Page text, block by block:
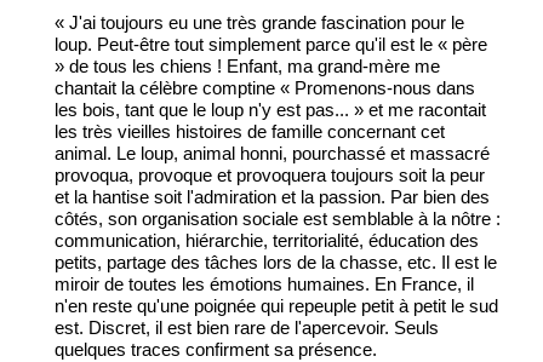
« J'ai toujours eu une très grande fascination pour le
loup. Peut-être tout simplement parce qu'il est le « père
» de tous les chiens ! Enfant, ma grand-mère me
chantait la célèbre comptine « Promenons-nous dans
les bois, tant que le loup n'y est pas... » et me racontait
les très vieilles histoires de famille concernant cet
animal. Le loup, animal honni, pourchassé et massacré
provoqua, provoque et provoquera toujours soit la peur
et la hantise soit l'admiration et la passion. Par bien des
côtés, son organisation sociale est semblable à la nôtre :
communication, hiérarchie, territorialité, éducation des
petits, partage des tâches lors de la chasse, etc. Il est le
miroir de toutes les émotions humaines. En France, il
n'en reste qu'une poignée qui repeuple petit à petit le sud
est. Discret, il est bien rare de l'apercevoir. Seuls
quelques traces confirment sa présence.